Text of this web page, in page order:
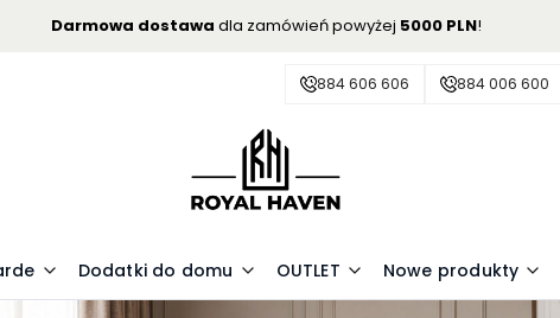
Darmowa dostawa dla zamówień powyżej 5000 PLN!
884 606 606 884 006 600
Dodatki do domu OUTLET Nowe produkty